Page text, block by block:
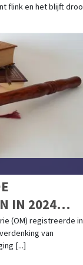
flink en het blijft
IN 2024
(OM) registreerde in
van
[...]